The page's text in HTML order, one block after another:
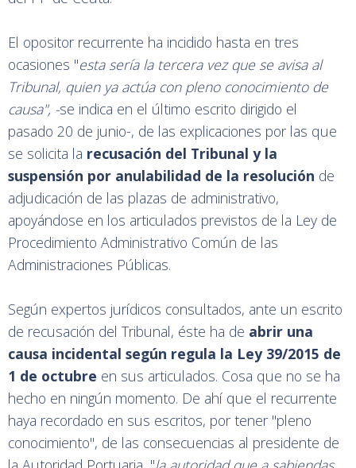
El opositor recurrente ha incidido hasta en tres
ocasiones "
esta sería la tercera vez que se avisa
al
Tribunal, quien ya
actúacon plenoconocimiento de
causa", -se indica en el último escrito dirigido el
pasado 20 de junio-, de las explicaciones por las que
se solicita la
recusación del Tribunal y la
suspensión por anulabilidad de la resolución
adjudicación de las plazas de administrativo,
apoyándose en los articulados previstos de la Ley de
Procedimiento Administrativo Común de las
Según expertos jurídicos consultados, ante un escrito
de recusación del Tribunal, éste ha de
abrir una
causa incidental según regula la Ley 39/2015 de
1 de octubre en sus articulados. Cosa que no se ha
hecho en ningún momento. De ahí que el recurrente
haya recordado en sus escritos, por tener "pleno
conocimiento", de las consecuencias al presidente de